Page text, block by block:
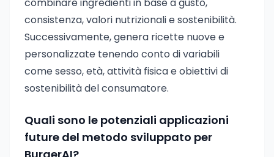
consistenza, valori nutrizionali e sostenibilità.
Successivamente, genera ricette nuove e
personalizzate tenendo conto di variabili
come sesso, età, attività fisica e obiettivi di
sostenibilità del consumatore.
Quali sono le potenziali applicazioni
future del metodo sviluppato per